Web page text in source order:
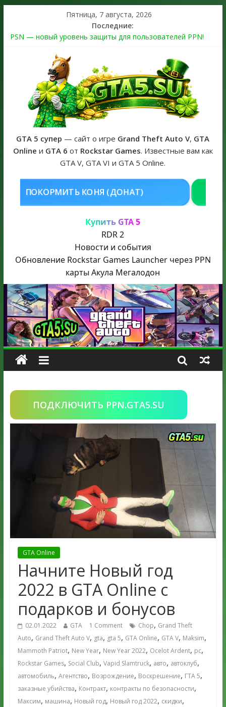
Пятница, 7 августа, 2026
Последние:
PSN — новый уровень защиты для пользователей PPN!
The Kortz Center Heist выйдет в GTA Online уже 14 июля
Регистрация в Rockstar Games Social Club ошибка #1.500.7:
как зарегистрировать аккаунт и войти без проблем в 2026
Получайте особые награды в GTA Online по программе
Fine Art Collector
GTA 6 официальная обложка игры и Предзаказ Grand Theft
Auto VI
GTA 5 супер — сайт о игре Grand Theft Auto V, GTA
Online и GTA 6 от Rockstar Games. Известные вам как
GTA V, GTA VI и GTA 5 Online.
КУПИТЬ GTA 5 ONLINE НА PC
Купить GTA 5
RDR 2
Новости и события
Обновление Rockstar Games Launcher через PPN
карты Акула Мегалодон
ПОДКЛЮЧИТЬ PPN.GTA5.SU
GTA Online
Начните Новый год
2022 в GTA Online с
подарков и бонусов
02.01.2022 GTA 1 Comment Chop, Grand Theft
Auto, Grand Theft Auto V, gta, gta 5, GTA Online, GTA V, Maksim,
Mammoth Patriot, New Year, New Year 2022, Ocelot Ardent, pc,
Rockstar Games, Social Club, Vapid Slamtruck, авто, автоклуб,
автомобиль, Агентство, Возрождение, Воскрешение, ГТА 5,
заказные убийства, Контракт, контракты по безопасности,
Максим, машина, Новый год, Новый год 2022, скидки,